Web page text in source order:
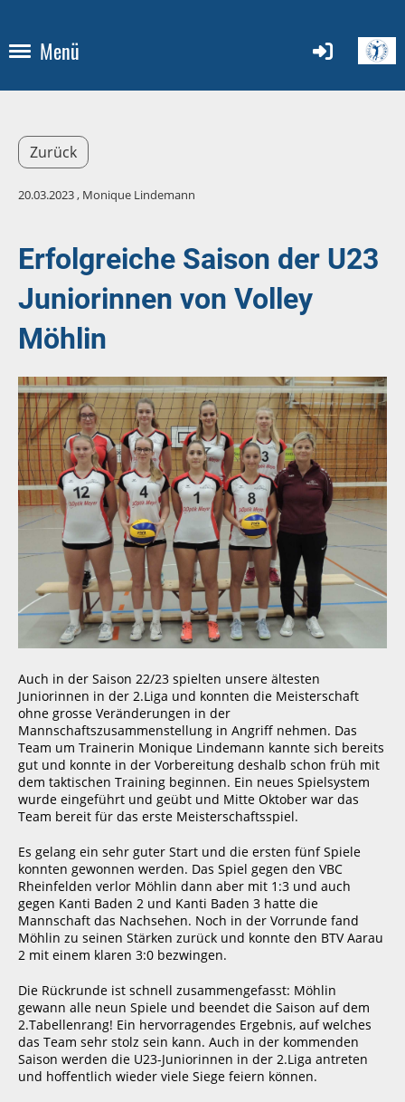
Menü
Zurück
20.03.2023, Monique Lindemann
Erfolgreiche Saison der U23
Juniorinnen von Volley
Möhlin
Auch in der Saison 22/23 spielten unsere ältesten
Juniorinnen in der 2.Liga und konnten die Meisterschaft
ohne grosse Veränderungen in der
Mannschaftszusammenstellung in Angriff nehmen. Das
Team um Trainerin Monique Lindemann kannte sich bereits
gut und konnte in der Vorbereitung deshalb schon früh mit
dem taktischen Training beginnen. Ein neues Spielsystem
wurde eingeführt und geübt und Mitte Oktober war das
Team bereit für das erste Meisterschaftsspiel.
Es gelang ein sehr guter Start und die ersten fünf Spiele
konnten gewonnen werden. Das Spiel gegen den VBC
Rheinfelden verlor Möhlin dann aber mit 1:3 und auch
gegen Kanti Baden 2 und Kanti Baden 3 hatte die
Mannschaft das Nachsehen. Noch in der Vorrunde fand
Möhlin zu seinen Stärken zurück und konnte den BTV Aarau
2 mit einem klaren 3:0 bezwingen.
Die Rückrunde ist schnell zusammengefasst: Möhlin
gewann alle neun Spiele und beendet die Saison auf dem
2.Tabellenrang! Ein hervorragendes Ergebnis, auf welches
das Team sehr stolz sein kann. Auch in der kommenden
Saison werden die U23-Juniorinnen in der 2.Liga antreten
und hoffentlich wieder viele Siege feiern können.